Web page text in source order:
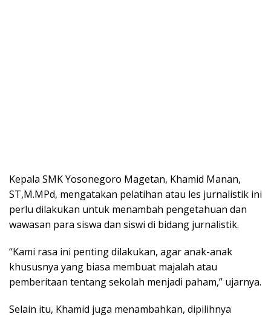
Kepala SMK Yosonegoro Magetan, Khamid Manan,
ST,M.MPd, mengatakan pelatihan atau les jurnalistik ini
perlu dilakukan untuk menambah pengetahuan dan
wawasan para siswa dan siswi di bidang jurnalistik.
“Kami rasa ini penting dilakukan, agar anak-anak
khususnya yang biasa membuat majalah atau
pemberitaan tentang sekolah menjadi paham,” ujarnya.
Selain itu, Khamid juga menambahkan, dipilihnya